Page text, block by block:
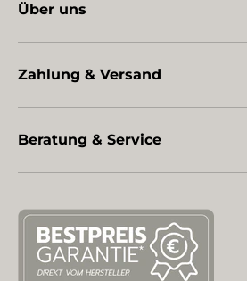
Über uns
Zahlung & Versand
Beratung & Service